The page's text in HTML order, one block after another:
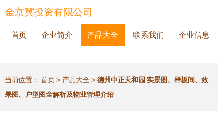
金京冀投资有限公司
首页 企业简介 产品大全 联系我们 企业信息
当前位置： 首页 > 产品大全 > 德州中正天和园 实景图、样板间、效
果图、户型图全解析及物业管理介绍